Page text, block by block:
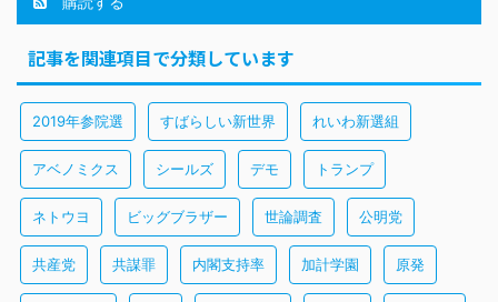
記事を関連項目で分類しています
2019年参院選 すばらしい新世界 れいわ新選組
アベノミクス シールズ デモ トランプ
ネトウヨ ビッグブラザー 世論調査 公明党
共産党 共謀罪 内閣支持率 加計学園 原発